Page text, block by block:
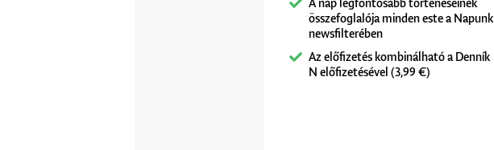
A nap legfontosabb történéseinek
összefoglalója minden este a Napunk
newsfilterében
Az előfizetés kombinálható a Denník
N előfizetésével (3,99 €)